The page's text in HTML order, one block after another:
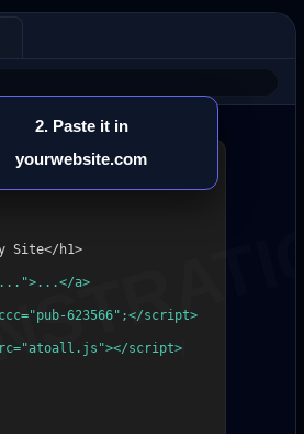
2. Paste it in
yourwebsite.com
"Growth tool..."
Site</h1>
a>
623566";</script>
script>
W E
S D F G